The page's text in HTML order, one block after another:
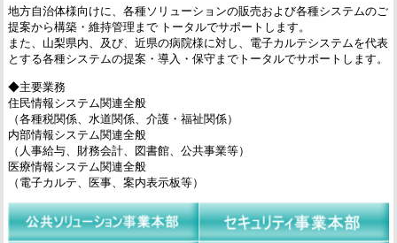
地方自治体様向けに、各種ソリューションの販売および各種システムのご
提案から構築・維持管理まで トータルでサポートします。
また、山梨県内、及び、近県の病院様に対し、電子カルテシステムを代表
とする各種システムの提案・導入・保守までトータルでサポートします。
◆主要業務
住民情報システム関連全般
（各種税関係、水道関係、介護・福祉関係）
内部情報システム関連全般
（人事給与、財務会計、図書館、公共事業等）
医療情報システム関連全般
（電子カルテ、医事、案内表示板等）